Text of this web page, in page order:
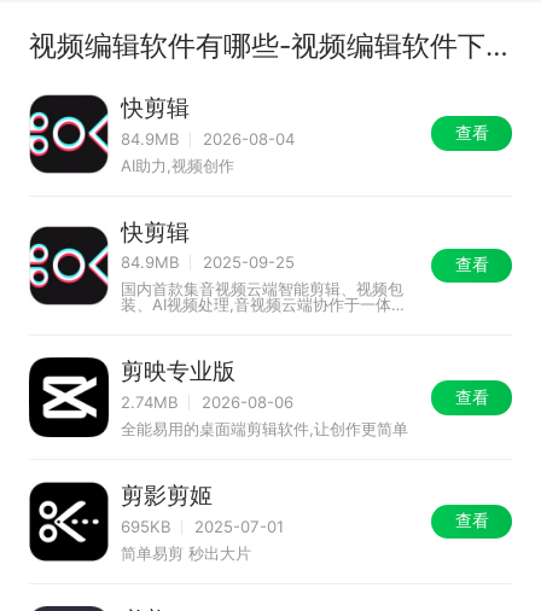
视频编辑软件有哪些-视频编辑软件下载-视频编辑软件推荐
快剪辑
84.9MB
2026-08-04
AI助力,视频创作
查看
快剪辑
84.9MB
2025-09-25
国内首款集音视频云端智能剪辑、视频包
装、AI视频处理,音视频云端协作于一体的
查看
剪映专业版
2.74MB
2026-08-06
全能易用的桌面端剪辑软件,让创作更简单
查看
剪影剪姬
695KB
2025-07-01
简单易剪 秒出大片
查看